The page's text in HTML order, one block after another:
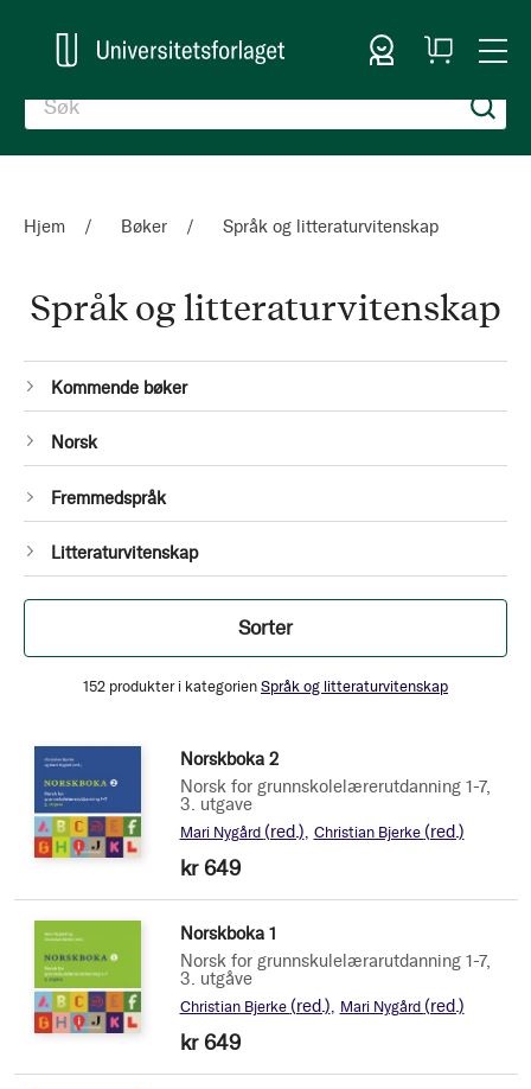
Logg inn
Handlekurv
Hjem Bøker Språk og litteraturvitenskap
Språk og litteraturvitenskap
Kategorier
Kommende bøker
Norsk
Fremmedspråk
Litteraturvitenskap
Sorter
152 produkter i kategorien Språk og litteraturvitenskap
Norskboka 2
Norsk for grunnskolelærerutdanning 1-7,
3. utgave
Mari Nygård (red.) Christian Bjerke (red.)
kr 649
Norskboka 1
Norsk for grunnskulelærarutdanning 1-7,
3. utgåve
Christian Bjerke (red.) Mari Nygård (red.)
kr 649